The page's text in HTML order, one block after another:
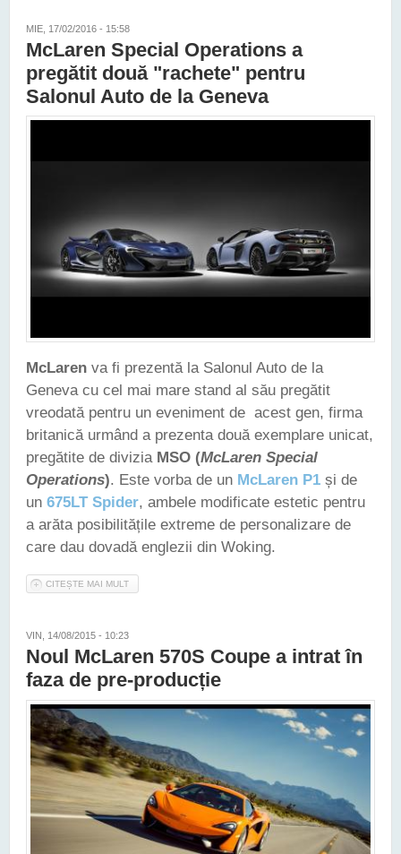
MIE, 17/02/2016 - 15:58
McLaren Special Operations a
pregătit două "rachete" pentru
Salonul Auto de la Geneva
McLaren va fi prezentă la Salonul Auto de la
Geneva cu cel mai mare stand al său pregătit
vreodată pentru un eveniment de acest gen, firma
britanică urmând a prezenta două exemplare unicat,
pregătite de divizia MSO (McLaren Special
Operations). Este vorba de un McLaren P1 și de
un 675LT Spider, ambele modificate estetic pentru
a arăta posibilitățile extreme de personalizare de
care dau dovadă englezii din Woking.
CITEȘTE MAI MULT
VIN, 14/08/2015 - 10:23
Noul McLaren 570S Coupe a intrat în
faza de pre-producție